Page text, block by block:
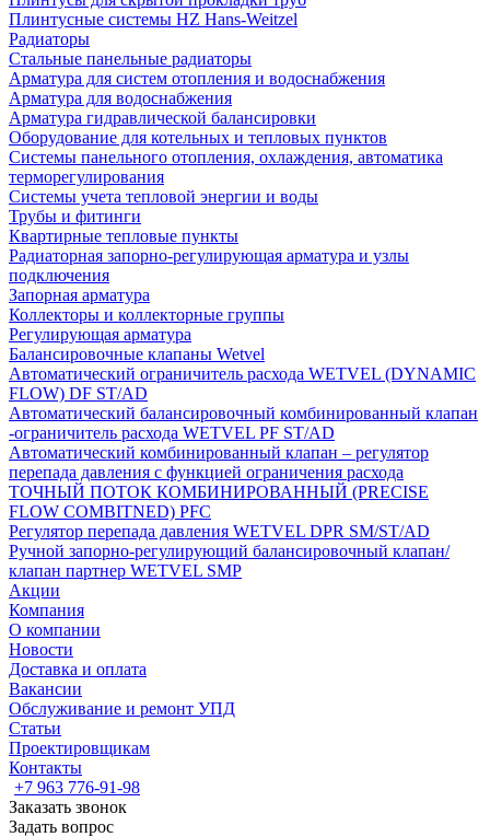
Плинтусные системы HZ Hans-Weitzel
Радиаторы
Стальные панельные радиаторы
Арматура для систем отопления и водоснабжения
Арматура для водоснабжения
Арматура гидравлической балансировки
Оборудование для котельных и тепловых пунктов
Системы панельного отопления, охлаждения, автоматика
терморегулирования
Системы учета тепловой энергии и воды
Трубы и фитинги
Квартирные тепловые пункты
Радиаторная запорно-регулирующая арматура и узлы
подключения
Запорная арматура
Коллекторы и коллекторные группы
Регулирующая арматура
Балансировочные клапаны Wetvel
Автоматический ограничитель расхода WETVEL (DYNAMIC
FLOW) DF ST/AD
Автоматический балансировочный комбинированный клапан
-ограничитель расхода WETVEL PF ST/AD
Автоматический комбинированный клапан – регулятор
перепада давления с функцией ограничения расхода
ТОЧНЫЙ ПОТОК КОМБИНИРОВАННЫЙ (PRECISE
FLOW COMBIТNED) PFC
Регулятор перепада давления WETVEL DPR SM/ST/AD
Ручной запорно-регулирующий балансировочный клапан/
клапан партнер WETVEL SMP
Акции
Компания
О компании
Новости
Доставка и оплата
Вакансии
Обслуживание и ремонт УПД
Статьи
Проектировщикам
Контакты
+7 963 776-91-98
Заказать звонок
Задать вопрос